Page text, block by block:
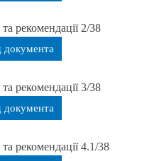
рекомендації 2/38
документа
рекомендації 3/38
документа
рекомендації 4.1/38